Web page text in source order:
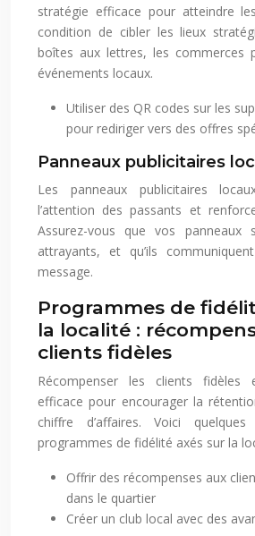
stratégie efficace pour atteindre
condition de cibler les lieux
boîtes aux lettres, les commerces
événements locaux.
Utiliser des QR codes sur les
pour rediriger vers des offres
Panneaux publicitaires
Les panneaux publicitaires
l’attention des passants et
Assurez-vous que vos panneaux
attrayants, et qu’ils
message.
Programmes de
la localité :
clients fidèles
Récompenser les clients fidèles
efficace pour encourager la
chiffre d’affaires. Voici
programmes de fidélité axés sur la
Offrir des récompenses aux
dans le quartier
Créer un club local avec des